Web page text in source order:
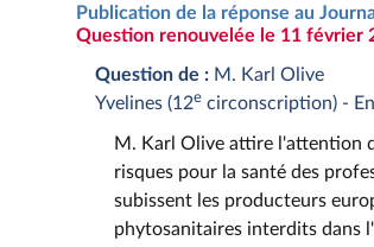
Publication de la réponse au
Question renouvelée le 11 février
Question de : M. Karl Olive
Yvelines (12e circonscription) -
M. Karl Olive attire l'attention
risques pour la santé des
subissent les producteurs
phytosanitaires interdits dans